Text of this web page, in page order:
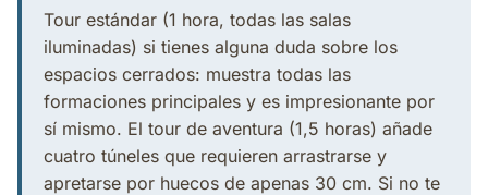
Tour estándar (1 hora, todas las salas
iluminadas) si tienes alguna duda sobre los
espacios cerrados: muestra todas las
formaciones principales y es impresionante por
sí mismo. El tour de aventura (1,5 horas) añade
cuatro túneles que requieren arrastrarse y
apretarse por huecos de apenas 30 cm. Si no te